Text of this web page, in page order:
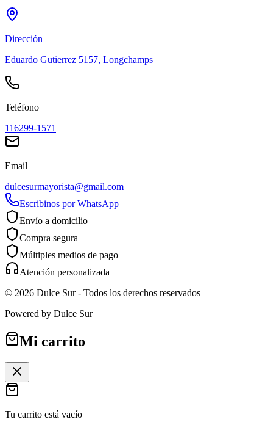
Dirección
Eduardo Gutierrez 5157, Longchamps
Teléfono
116299-1571
Email
dulcesurmayorista@gmail.com
Escribinos por WhatsApp
Envío a domicilio
Compra segura
Múltiples medios de pago
Atención personalizada
© 2026 Dulce Sur- Todos los derechos reservados
Powered by Dulce Sur
Mi carrito
Tu carrito está vacío